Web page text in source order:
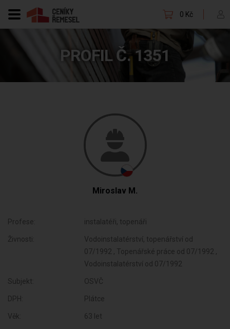
0 Kč
PROFIL Č. 1351
Miroslav M.
Profese: instalatéři, topenáři
Živnosti:
Vodoinstalatérství, topenářství od
07/1992 , Topenářské práce od 07/1992 ,
Vodoinstalatérství od 07/1992
Subjekt: OSVČ
DPH: Plátce
Věk: 63 let